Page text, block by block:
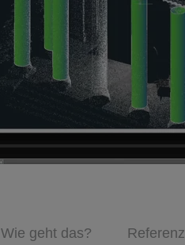
Wie geht das? Referenz